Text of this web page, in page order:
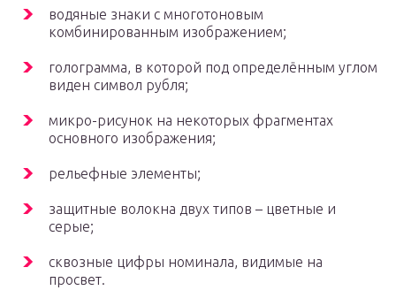
водяные знаки с многотоновым
комбинированным изображением;
голограмма, в которой под определённым углом
виден символ рубля;
микро-рисунок на некоторых фрагментах
основного изображения;
рельефные элементы;
защитные волокна двух типов – цветные и
серые;
сквозные цифры номинала, видимые на
просвет.